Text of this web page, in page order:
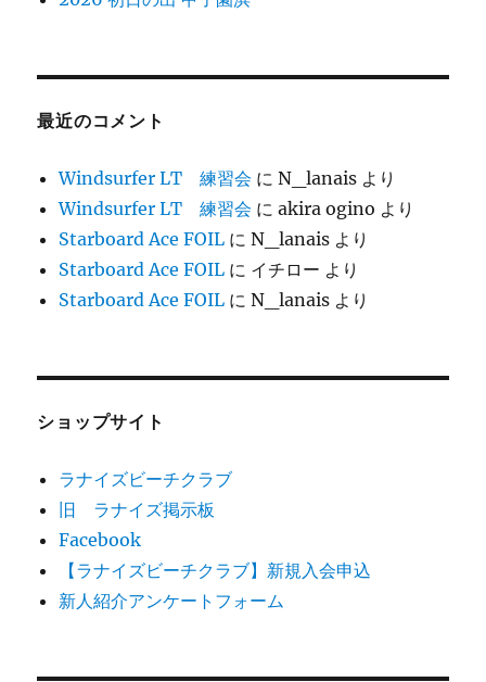
最近のコメント
Windsurfer LT 練習会 にN_lanais より
Windsurfer LT 練習会 にakira ogino より
Starboard Ace FOIL にN_lanais より
Starboard Ace FOIL に イチロー より
Starboard Ace FOIL にN_lanais より
ショップサイト
ラナイズビーチクラブ
旧 ラナイズ掲示板
Facebook
【ラナイズビーチクラブ】新規入会申込
新人紹介アンケートフォーム